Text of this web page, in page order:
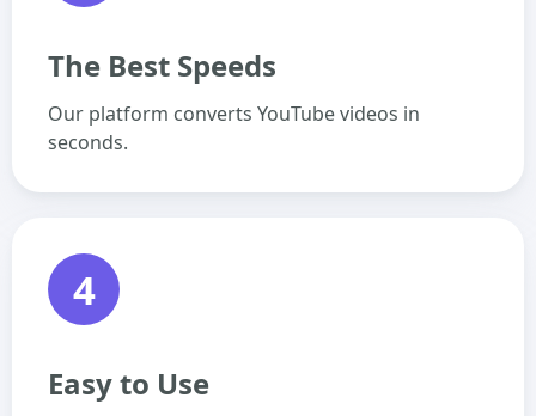
The Best Speeds
Our platform converts YouTube videos in
seconds.
4
Easy to Use